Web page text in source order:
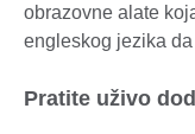
obrazovne alate
engleskog jezika
Pratite uživo